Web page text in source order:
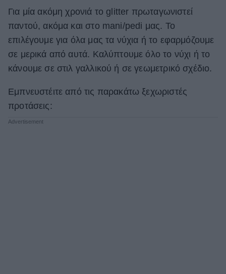
Για μία ακόμη χρονιά το glitter πρωταγωνιστεί
παντού, ακόμα και στο mani/pedi μας. Το
επιλέγουμε για όλα μας τα νύχια ή το εφαρμόζουμε
σε μερικά από αυτά. Καλύπτουμε όλο το νύχι ή το
κάνουμε σε στιλ γαλλικού ή σε γεωμετρικό σχέδιο.
Εμπνευστέιτε από τις παρακάτω ξεχωριστές
προτάσεις: